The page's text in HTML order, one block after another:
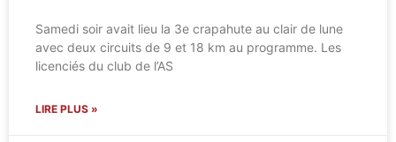
Samedi soir avait lieu la 3e crapahute au clair de lune
avec deux circuits de 9 et 18 km au programme. Les
licenciés du club de l’AS
LIRE PLUS »